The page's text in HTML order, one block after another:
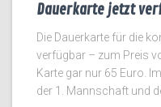
Dauerkarte jetzt
Die Dauerkarte für die
verfügbar – zum Preis
Karte gar nur 65 Euro.
der 1. Mannschaft und